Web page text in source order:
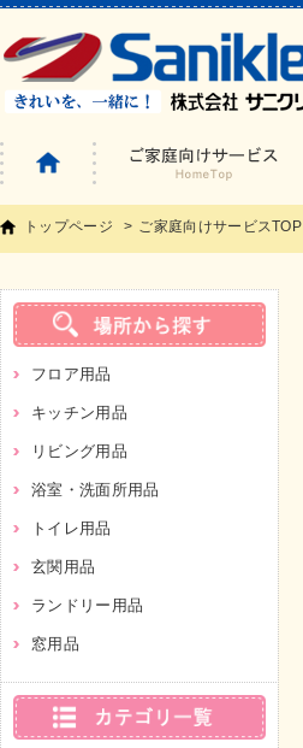
トップページ ご家庭向けサービスTOP
フロア用品
キッチン用品
リビング用品
浴室・洗面所用品
トイレ用品
玄関用品
ランドリー用品
窓用品